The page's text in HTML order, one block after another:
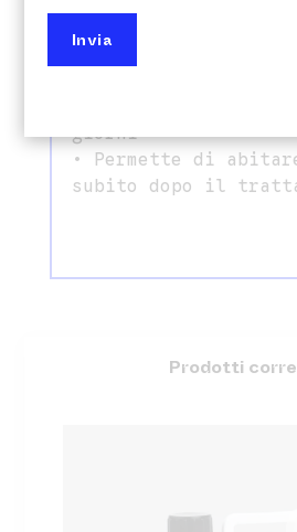
giorni
• Permette di
subito dopo il
Prodotti